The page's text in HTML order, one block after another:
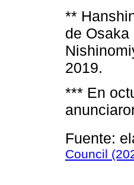
**
de
2019.
*** En
Fuente:
Council